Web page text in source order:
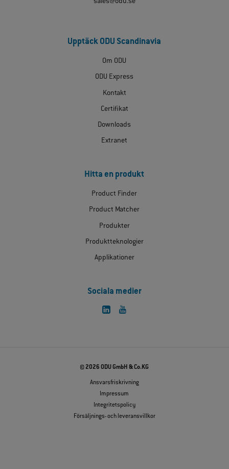
Upptäck ODU Scandinavia
Om ODU
ODU Express
Kontakt
Certifikat
Downloads
Extranet
Hitta en produkt
Product Finder
Product Matcher
Produkter
Produktteknologier
Applikationer
Sociala medier
© 2026 ODU GmbH & Co.KG
Ansvarsfriskrivning
Impressum
Integritetspolicy
Försäljnings- och leveransvillkor